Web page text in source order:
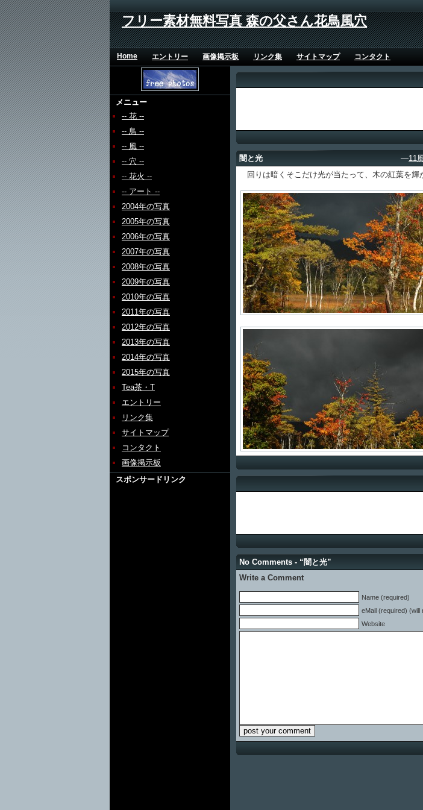
フリー素材無料写真 森の父さん花鳥風穴
Home エントリー 画像掲示板 リンク集 サイトマップ コンタクト
メニュー
-- 花 --
-- 鳥 --
-- 風 --
-- 穴 --
-- 花火 --
-- アート --
2004年の写真
2005年の写真
2006年の写真
2007年の写真
2008年の写真
2009年の写真
2010年の写真
2011年の写真
2012年の写真
2013年の写真
2014年の写真
2015年の写真
Tea茶・T
エントリー
リンク集
サイトマップ
コンタクト
画像掲示板
スポンサードリンク
闇と光 ―11
回りは暗くそこだけ光が当たって、木の紅葉を輝
No Comments - “闇と光”
Write a Comment
Name (required)
eMail (required) (will
Website